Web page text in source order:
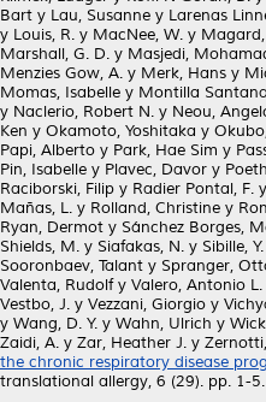
Bart y Lau, Susanne y Larenas
y Louis, R. y MacNee, W. y Magard,
Marshall, G. D. y Masjedi,
Menzies Gow, A. y Merk, Hans y
Momas, Isabelle y Montilla
y Naclerio, Robert N. y Neou,
Ken y Okamoto, Yoshitaka y
Papi, Alberto y Park, Hae Sim y
Pin, Isabelle y Plavec, Davor y
Raciborski, Filip y Radier Pontal, F. y
Mañas, L. y Rolland, Christine y
Ryan, Dermot y Sánchez Borges,
Shields, M. y Siafakas, N. y Sibille, Y.
Sooronbaev, Talant y Spranger,
Valenta, Rudolfy Valero, Antonio L.
Vestbo, J. y Vezzani, Giorgio y
y Wang, D. Y. y Wahn, Ulrich y
Zaidi, A. y Zar, Heather J. y
the chronic respiratory disease
translational allergy, 6 (29). pp. 1-